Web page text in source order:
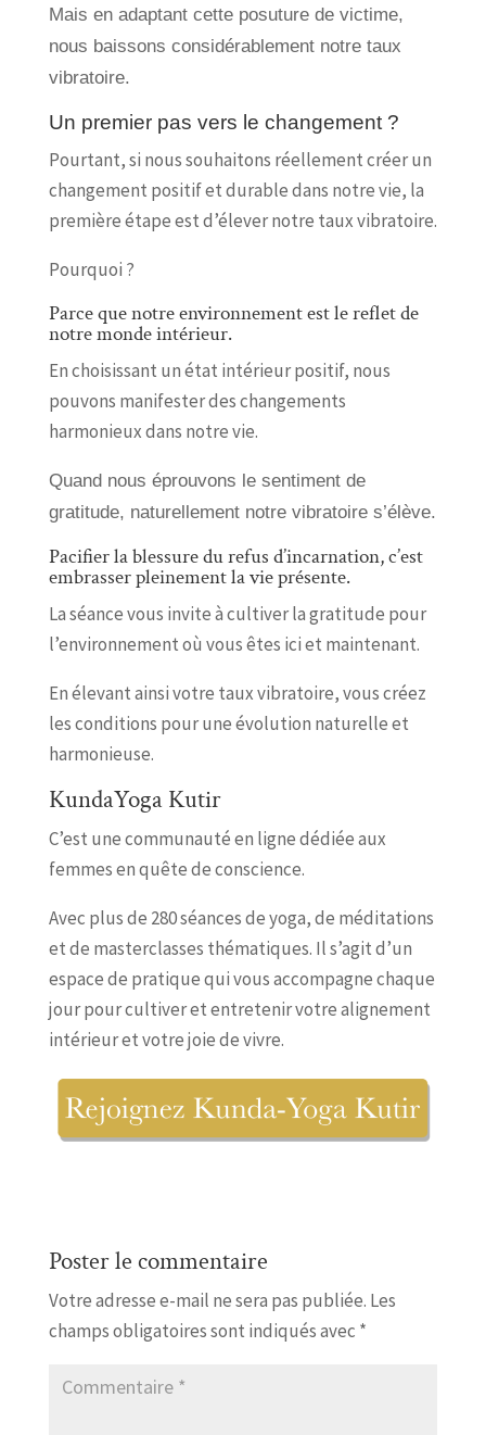
Mais en adaptant cette posuture de victime,
nous baissons considérablement notre taux
vibratoire.
Un premier pas vers le changement ?
Pourtant, si nous souhaitons réellement créer un
changement positif et durable dans notre vie, la
première étape est d’élever notre taux vibratoire.
Pourquoi ?
Parce que notre environnement est le reflet de
notre monde intérieur.
En choisissant un état intérieur positif, nous
pouvons manifester des changements
harmonieux dans notre vie.
Quand nous éprouvons le sentiment de
gratitude, naturellement notre vibratoire s’élève.
Pacifier la blessure du refus d’incarnation, c’est
embrasser pleinement la vie présente.
La séance vous invite à cultiver la gratitude pour
l’environnement où vous êtes ici et maintenant.
En élevant ainsi votre taux vibratoire, vous créez
les conditions pour une évolution naturelle et
harmonieuse.
KundaYoga Kutir
C’est une communauté en ligne dédiée aux
femmes en quête de conscience.
Avec plus de 280 séances de yoga, de méditations
et de masterclasses thématiques. Il s’agit d’un
espace de pratique qui vous accompagne chaque
jour pour cultiver et entretenir votre alignement
intérieur et votre joie de vivre.
Poster le commentaire
Votre adresse e-mail ne sera pas publiée. Les
champs obligatoires sont indiqués avec *